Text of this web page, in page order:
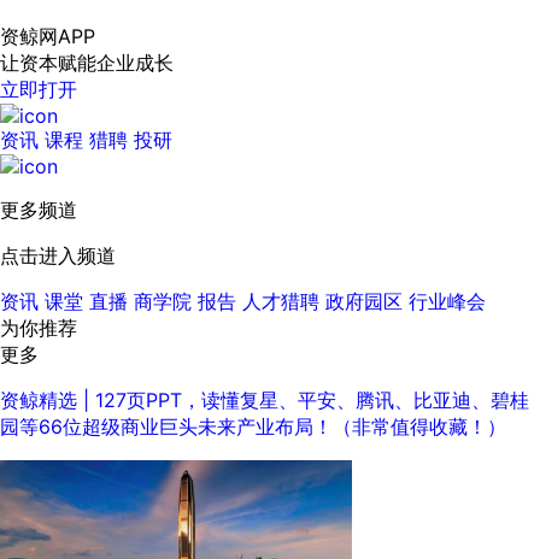
资鲸网APP
让资本赋能企业成长
立即打开
资讯 课程 猎聘 投研
更多频道
点击进入频道
资讯 课堂 直播 商学院 报告 人才猎聘 政府园区 行业峰会
为你推荐
更多
资鲸精选 | 127页PPT，读懂复星、平安、腾讯、比亚迪、碧桂
园等66位超级商业巨头未来产业布局！（非常值得收藏！）